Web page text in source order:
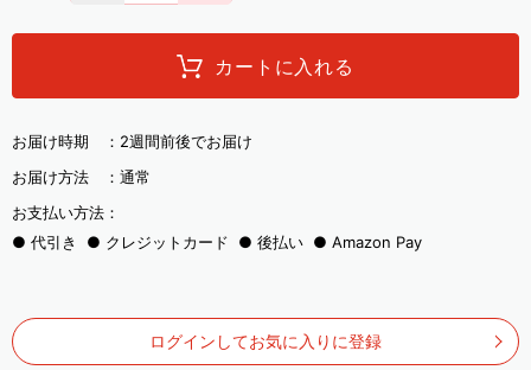
カートに入れる
お届け時期 ： 2週間前後でお届け
お届け方法 ： 通常
お支払い方法：
代引き
クレジットカード 後払い Amazon Pay
ログインしてお気に入りに登録